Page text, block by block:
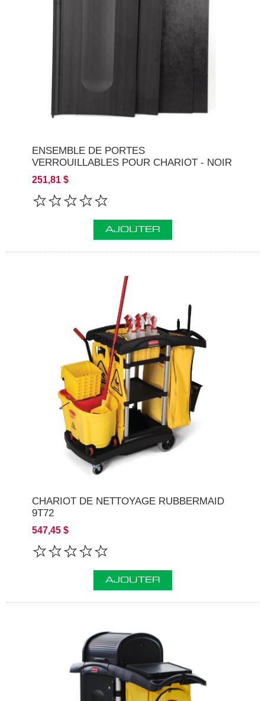
ENSEMBLE DE PORTES
VERROUILLABLES POUR CHARIOT - NOIR
251,81 $
AJOUTER
CHARIOT DE NETTOYAGE RUBBERMAID
9T72
547,45 $
AJOUTER